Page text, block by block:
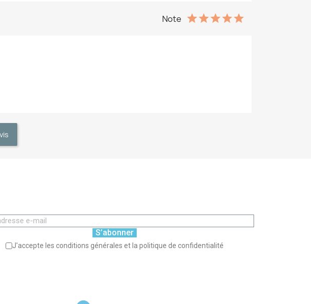
Note
S’abonner
J'accepte les conditions générales et la politique de confidentialité